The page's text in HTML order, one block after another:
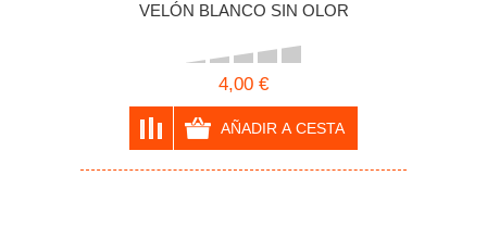
VELÓN BLANCO SIN OLOR
4,00 €